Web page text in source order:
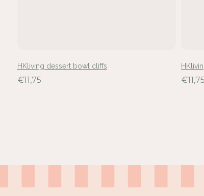
HKliving dessert bowl cliffs
€11,75 €11,75